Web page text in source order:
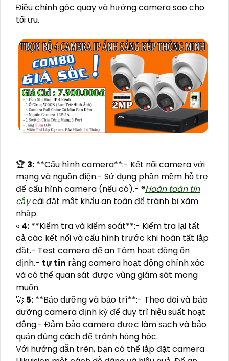
Điều chỉnh góc quay và hướng camera sao cho
tối ưu.
️🏆 3: **Cấu hình camera**:- Kết nối camera với
mạng và nguồn điện.- Sử dụng phần mềm hỗ trợ
để cấu hình camera (nếu có).- ®️Hoàn toàn tin
cậycài đặt mật khẩu an toàn để tránh bị xâm
nhập.
« 4: **Kiểm tra và kiểm soát**:- Kiểm tra lại tất
cả các kết nối và cấu hình trước khi hoàn tất lắp
đặt.- Test camera để an Tâm hoạt động ổn
định.- tự tin rằng camera hoạt động chính xác
và có thể quan sát được vùng giám sát mong
muốn.
🚀 5: **Bảo dưỡng và bảo trì**:- Theo dõi và bảo
dưỡng camera định kỳ để duy trì hiệu suất hoạt
động.- Đảm bảo camera được làm sạch và bảo
quản đúng cách để tránh hỏng hóc.
Với hướng dẫn trên, bạn có thể lắp đặt camera